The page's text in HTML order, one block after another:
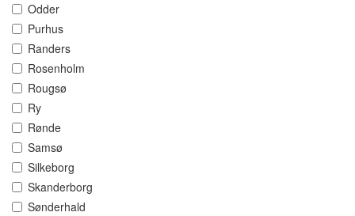
Odder
Purhus
Randers
Rosenholm
Rougsø
Ry
Rønde
Samsø
Silkeborg
Skanderborg
Sønderhald